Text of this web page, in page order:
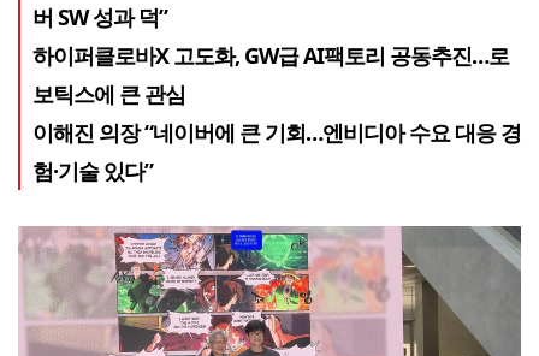
버 SW 성과 덕”
하이퍼클로바X 고도화, GW급 AI팩토리 공동추진…로
보틱스에 큰 관심
이해진 의장 “네이버에 큰 기회…엔비디아 수요 대응 경
험·기술 있다”